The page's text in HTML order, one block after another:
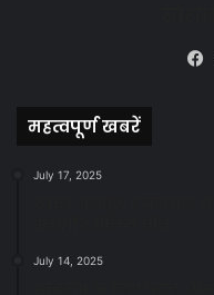
महत्वपूर्ण खबरें
July 17, 2025
July 14, 2025